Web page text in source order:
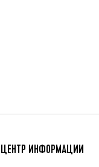
ЦЕНТР ИНФОРМАЦИИ